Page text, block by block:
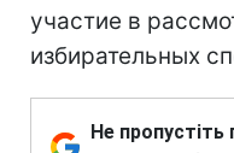
участие в
избирательных
Не пропустіть